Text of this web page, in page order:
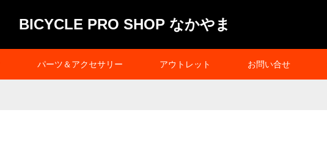
BICYCLE PRO SHOP なかやま
パーツ＆アクセサリー アウトレット お問い合せ